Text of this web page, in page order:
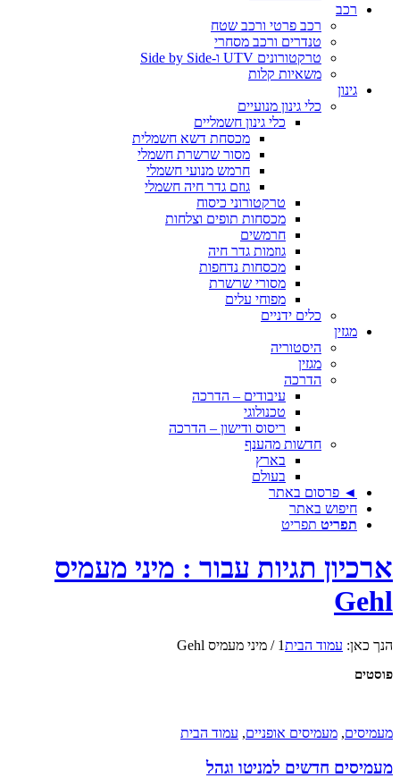
רכב
רכב פרטי ורכב שטח
טנדרים ורכב מסחרי
טרקטורונים UTV ו-Side by Side
משאיות קלות
גינון
כלי גינון מנועיים
כלי גינון חשמליים
מכסחת דשא חשמלית
מסור שרשרת חשמלי
חרמש מנועי חשמלי
גוזם גדר חיה חשמלי
טרקטורוני כיסוח
מכסחות תופים וצלחות
חרמשים
גוזמות גדר חיה
מכסחות נדחפות
מסורי שרשרת
מפוחי עלים
כלים ידניים
מגזין
היסטוריה
מגזין
הדרכה
עיבודים – הדרכה
טכנולוגי
ריסוס ודישון – הדרכה
חדשות מהענף
בארץ
בעולם
◄ פרסום באתר
חיפוש באתר
תפריט תפריט
ארכיון תגיות עבור : מיני מעמיס
Gehl
הנך כאן: עמוד הבית1
/ מיני מעמיס Gehl
פוסטים
מעמיסים, מעמיסים אופניים, עמוד הבית
מעמיסים חדשים למניטו וגהל